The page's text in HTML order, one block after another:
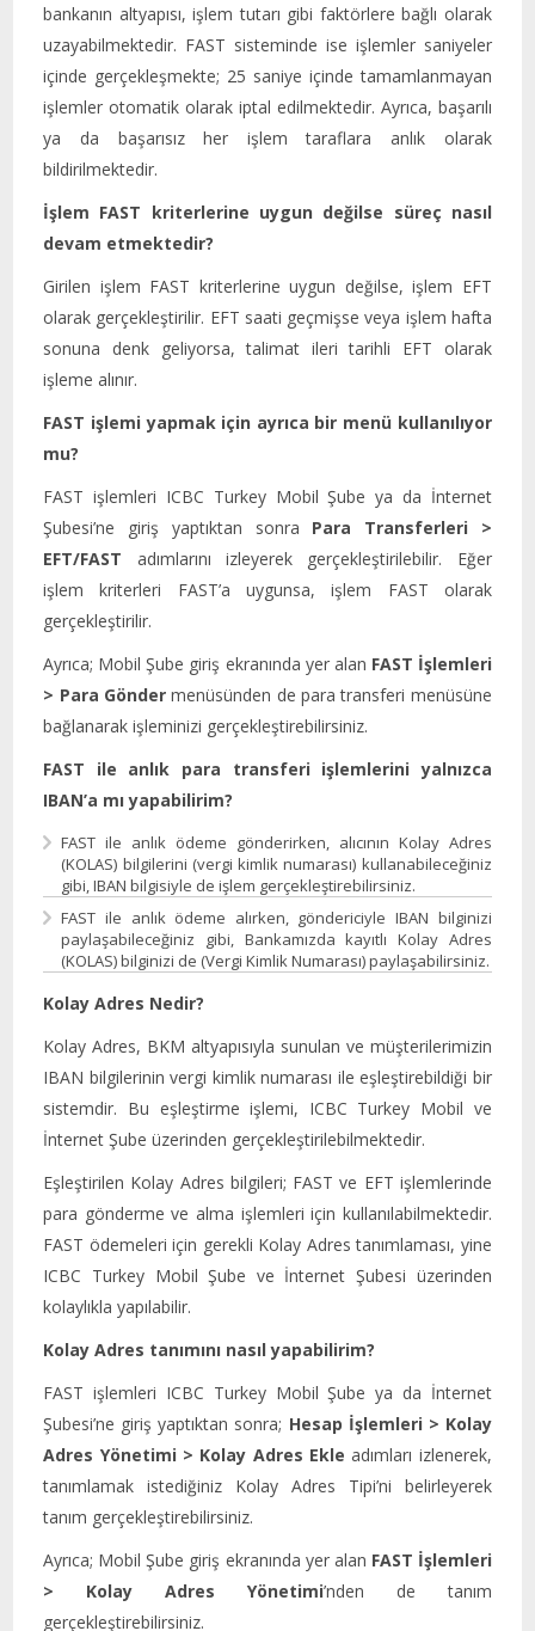
bankanın altyapısı, işlem tutarı gibi faktörlere bağlı olarak
uzayabilmektedir. FAST sisteminde ise işlemler saniyeler
içinde gerçekleşmekte; 25 saniye içinde tamamlanmayan
işlemler otomatik olarak iptal edilmektedir. Ayrıca, başarılı
ya da başarısız her işlem taraflara anlık olarak
bildirilmektedir.
İşlem FAST kriterlerine uygun değilse süreç nasıl
devam etmektedir?
Girilen işlem FAST kriterlerine uygun değilse, işlem EFT
olarak gerçekleştirilir. EFT saati geçmişse veya işlem hafta
sonuna denk geliyorsa, talimat ileri tarihli EFT olarak
işleme alınır.
FAST işlemi yapmak için ayrıca bir menü kullanılıyor
mu?
FAST işlemleri ICBC Turkey Mobil Şube ya da İnternet
Şubesi’ne giriş yaptıktan sonra Para Transferleri >
EFT/FAST adımlarını izleyerek gerçekleştirilebilir. Eğer
işlem kriterleri FAST’a uygunsa, işlem FAST olarak
gerçekleştirilir.
Ayrıca; Mobil Şube giriş ekranında yer alan FAST İşlemleri
> Para Göndermenüsünden de para transferi menüsüne
bağlanarak işleminizi gerçekleştirebilirsiniz.
FAST ile anlık para transferi işlemlerini yalnızca
IBAN’a mı yapabilirim?
FAST ile anlık ödeme gönderirken, alıcının Kolay Adres
(KOLAS) bilgilerini (vergi kimlik numarası) kullanabileceğiniz
gibi, IBAN bilgisiyle de işlem gerçekleştirebilirsiniz.
FAST ile anlık ödeme alırken, göndericiyle IBAN bilginizi
paylaşabileceğiniz gibi, Bankamızda kayıtlı Kolay Adres
(KOLAS) bilginizi de (Vergi Kimlik Numarası) paylaşabilirsiniz.
Kolay Adres Nedir?
Kolay Adres, BKM altyapısıyla sunulan ve müşterilerimizin
IBAN bilgilerinin vergi kimlik numarası ile eşleştirebildiği bir
sistemdir. Bu eşleştirme işlemi, ICBC Turkey Mobil ve
İnternet Şube üzerinden gerçekleştirilebilmektedir.
Eşleştirilen Kolay Adres bilgileri; FAST ve EFT işlemlerinde
para gönderme ve alma işlemleri için kullanılabilmektedir.
FAST ödemeleri için gerekli Kolay Adres tanımlaması, yine
ICBC Turkey Mobil Şube ve İnternet Şubesi üzerinden
kolaylıkla yapılabilir.
Kolay Adres tanımını nasıl yapabilirim?
FAST işlemleri ICBC Turkey Mobil Şube ya da İnternet
Şubesi’ne giriş yaptıktan sonra; Hesap İşlemleri > Kolay
Adres Yönetimi > Kolay Adres Ekle adımları izlenerek,
tanımlamak istediğiniz Kolay Adres Tipi’ni belirleyerek
tanım gerçekleştirebilirsiniz.
Ayrıca; Mobil Şube giriş ekranında yer alan FAST İşlemleri
> Kolay Adres Yönetimi’nden de tanım
gerçekleştirebilirsiniz.